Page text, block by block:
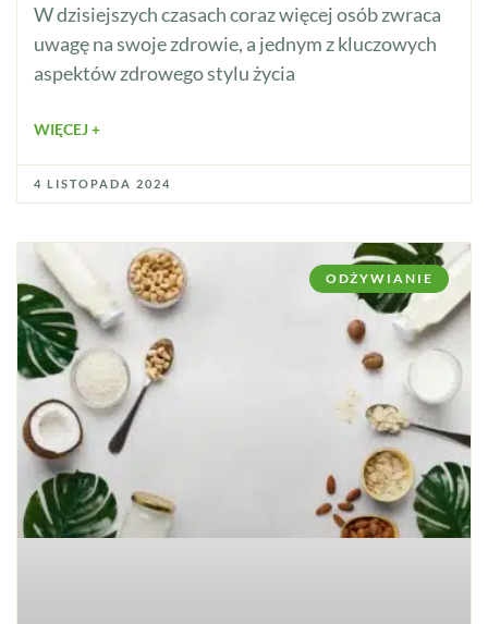
W dzisiejszych czasach coraz więcej osób zwraca
uwagę na swoje zdrowie, a jednym z kluczowych
aspektów zdrowego stylu życia
WIĘCEJ +
4 LISTOPADA 2024
ODŻYWIANIE